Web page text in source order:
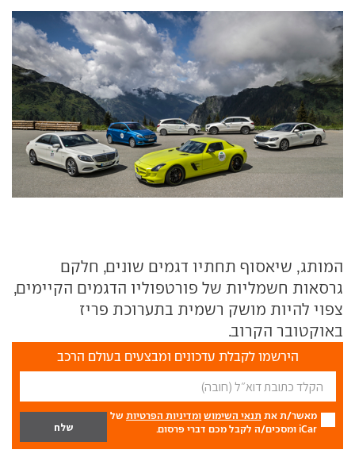
המותג, שיאסוף תחתיו דגמים שונים, חלקם
גרסאות חשמליות של פורטפוליו הדגמים הקיימים,
צפוי להיות מושק רשמית בתערוכת פריז
באוקטובר הקרוב.
הירשמו לקבלת עדכונים ומבצעים בעולם הרכב
מאשר/ת את תנאי השימוש ומדיניות הפרטיות של
iCar ומסכים/ה לקבל מכם דברי פרסום.